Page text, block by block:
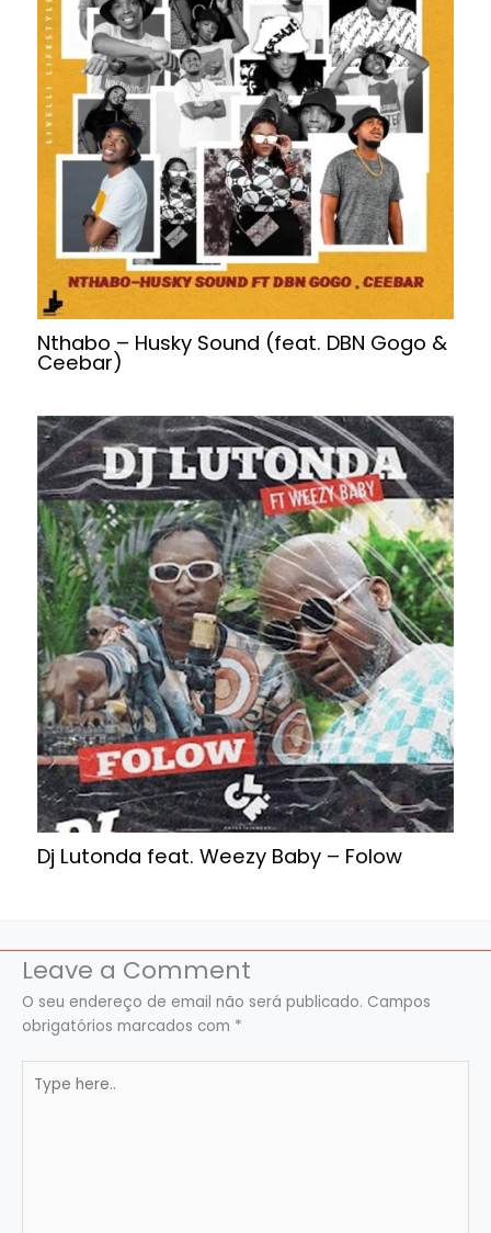
Nthabo – Husky Sound (feat. DBN Gogo &
Ceebar)
Dj Lutonda feat. Weezy Baby – Folow
Leave a Comment
O seu endereço de email não será publicado. Campos
obrigatórios marcados com *
here..